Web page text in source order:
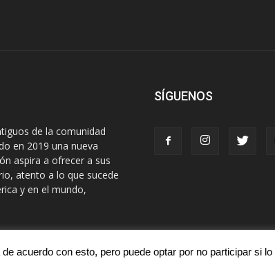
de la comunidad
en 2019 una nueva
aspira a ofrecer a sus
atento a lo que sucede
y en el mundo,
SÍGUENOS
acuerdo con esto, pero puede optar por no participar si lo